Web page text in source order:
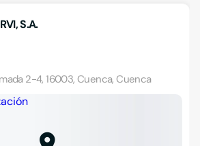
S.A.
2-4, 16003, Cuenca, Cuenca